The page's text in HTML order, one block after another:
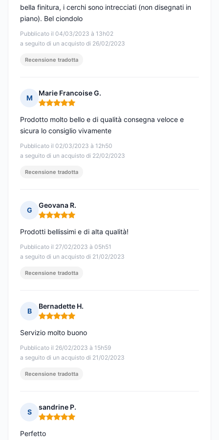
Pubblicato il 04/03/2023 à 13h02
a seguito di un acquisto di 26/02/2023
bella finitura, i cerchi sono intrecciati (non disegnati in
piano). Bel ciondolo
Recensione tradotta
M
Marie Francoise G.
Nota: 5 su 5
Pubblicato il 02/03/2023 à 12h50
a seguito di un acquisto di 22/02/2023
Prodotto molto bello e di qualità consegna veloce e
sicura lo consiglio vivamente
Recensione tradotta
G
Geovana R.
Nota: 5 su 5
Pubblicato il 27/02/2023 à 05h51
a seguito di un acquisto di 21/02/2023
Prodotti bellissimi e di alta qualità!
Recensione tradotta
B
Bernadette H.
Nota: 5 su 5
Pubblicato il 26/02/2023 à 15h59
a seguito di un acquisto di 21/02/2023
Servizio molto buono
Recensione tradotta
S
sandrine P.
Nota: 5 su 5
Perfetto